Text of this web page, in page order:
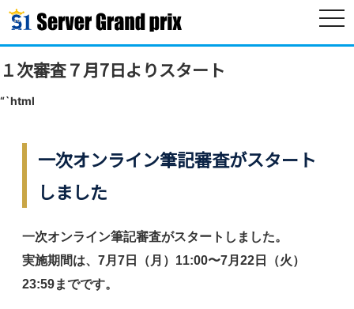
１次審査７月7日よりスタート
“`html
一次オンライン筆記審査がスタート
しました
一次オンライン筆記審査がスタートしました。
実施期間は、 7月7日（月）11:00〜7月22日（火）
23:59までです。